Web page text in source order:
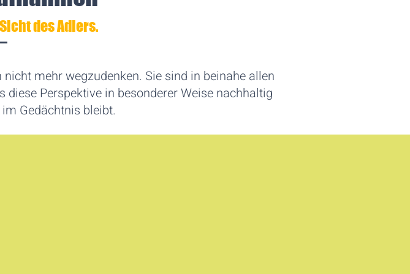
des Adlers.
mehr wegzudenken. Sie sind in beinahe allen
Perspektive in besonderer Weise nachhaltig
Gedächtnis bleibt.